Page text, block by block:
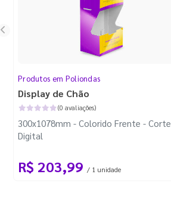
Produtos em Poliondas
Display de Chão
(0 avaliações)
300x1078mm - Colorido Frente - Corte
Digital
R$ 203,99 / 1 unidade